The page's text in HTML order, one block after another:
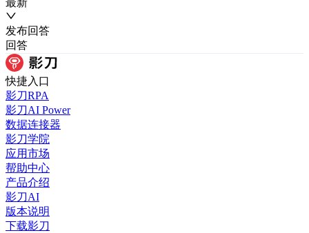
发布回答
回答
快捷入口
影刀RPA
影刀AI Power
数据连接器
影刀学院
应用市场
帮助中心
产品介绍
影刀AI
版本说明
下载影刀